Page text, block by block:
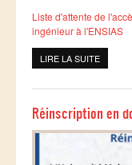
Liste d'attente de
ingénieur à l'ENSIAS
LIRE LA SUITE
2026/
Réinscription en